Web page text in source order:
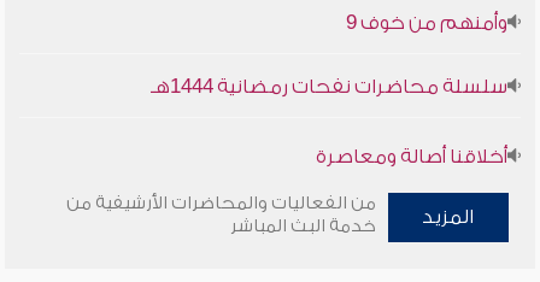
وأمنهم من خوف 9
سلسلة محاضرات نفحات رمضانية 1444هـ
أخلاقنا أصالة ومعاصرة
وأمنهم من خوف 9
المزيد
من الفعاليات والمحاضرات الأرشيفية من
خدمة البث المباشر